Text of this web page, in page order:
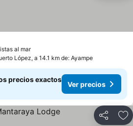
al marVer precios
precios
López, a 14.1 km de: Ayampe
precios exactos
Ver precios
Compartir